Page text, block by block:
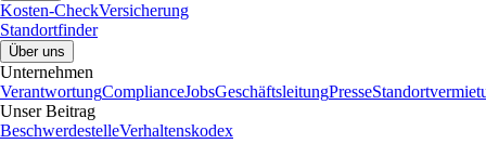
Kosten-CheckVersicherung
Standortfinder
Über uns
Unternehmen
VerantwortungComplianceJobsGeschäftsleitungPresse
Unser Beitrag
BeschwerdestelleVerhaltenskodex